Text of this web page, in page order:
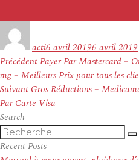
actile
6 avril 20196 avril 2019
Navigation
de
l’article
PrécédentArticle
précédent :
Payer Par Mastercard –
mg – Meilleurs Prix pour tous les
Suivant Article
suivant :
Gros Réductions –
Par Carte Visa
Search
Recherche
pour
Recent Posts